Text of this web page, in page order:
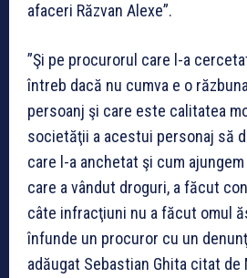
afaceri Răzvan Alexe”.
”Şi pe procurorul care l-a
întreb dacă nu cumva e o
persoanj şi care este calitatea
societăţii a acestui personaj să
care l-a anchetat şi cum
care a vândut droguri, a făcut
câte infracţiuni nu a făcut omul
înfunde un procuror cu un
adăugat Sebastian Ghita citat de